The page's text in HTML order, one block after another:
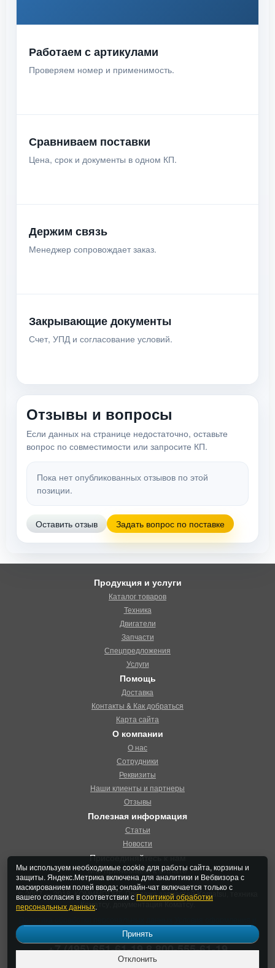
Мы используем необходимые cookie для работы сайта, корзины и
защиты. Яндекс.Метрика включена для аналитики и Вебвизора с
маскированием полей ввода; онлайн-чат включается только с
вашего согласия в соответствии с Политикой обработки
персональных данных.
Принять
Отклонить
Работаем с артикулами
Проверяем номер и применимость.
Сравниваем поставки
Цена, срок и документы в одном КП.
Держим связь
Менеджер сопровождает заказ.
Закрывающие документы
Счет, УПД и согласование условий.
Отзывы и вопросы
Если данных на странице недостаточно, оставьте
вопрос по совместимости или запросите КП.
Пока нет опубликованных отзывов по этой
позиции.
Оставить отзыв Задать вопрос по поставке
Продукция и услуги
Каталог товаров
Техника
Двигатели
Запчасти
Спецпредложения
Услуги
Помощь
Доставка
Контакты & Как добраться
Карта сайта
О компании
О нас
Сотрудники
Реквизиты
Наши клиенты и партнеры
Отзывы
Полезная информация
Статьи
Новости
Присоединяйтесь к нам
Мы принемаем к оплате
© 2007 — 2018, КОМИМПОРТ. Продажа запчастей Komatsu, техника
Коматсу, документация Коматсу.
продажи
+7 (495) 651-61-198 800-555-61-19
Заказать звонок